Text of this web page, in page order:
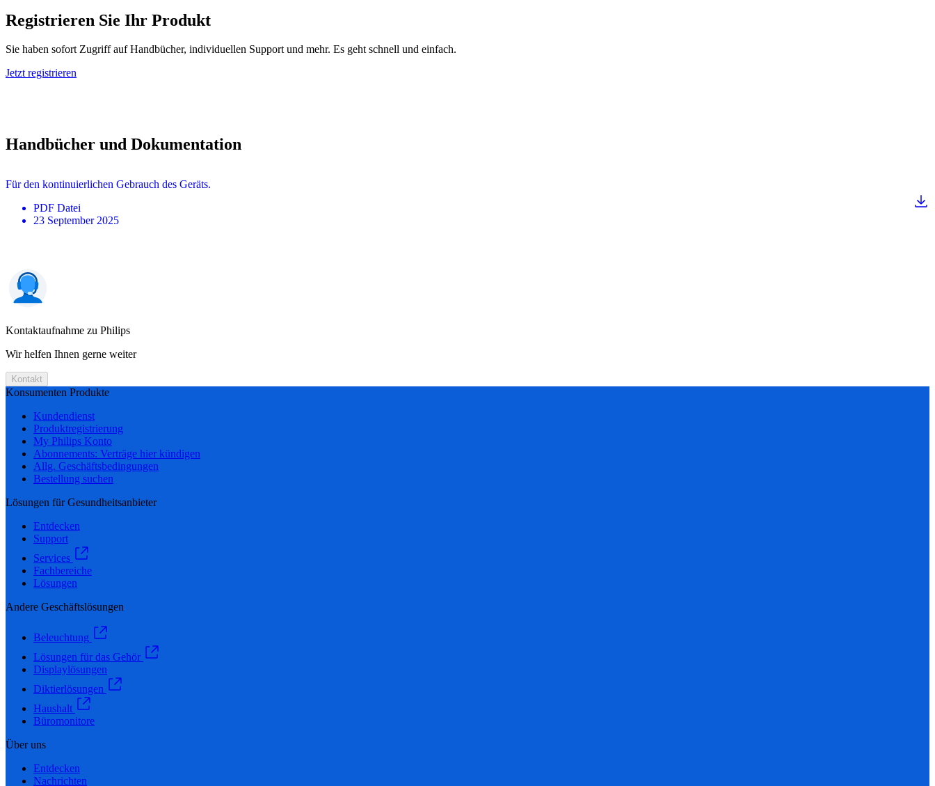
Registrieren Sie Ihr Produkt
Sie haben sofort Zugriff auf Handbücher, individuellen Support und mehr. Es geht schnell und einfach.
Jetzt registrieren
Handbücher und Dokumentation
Für den kontinuierlichen Gebrauch des Geräts.
PDF Datei
23 September 2025
Kontaktaufnahme zu Philips
Wir helfen Ihnen gerne weiter
Kontakt
Konsumenten Produkte
Kundendienst
Produktregistrierung
My Philips Konto
Abonnements: Verträge hier kündigen
Allg. Geschäftsbedingungen
Bestellung suchen
Lösungen für Gesundheitsanbieter
Entdecken
Support
Services
Fachbereiche
Lösungen
Andere Geschäftslösungen
Beleuchtung
Lösungen für das Gehör
Displaylösungen
Diktierlösungen
Haushalt
Büromonitore
Über uns
Entdecken
Nachrichten